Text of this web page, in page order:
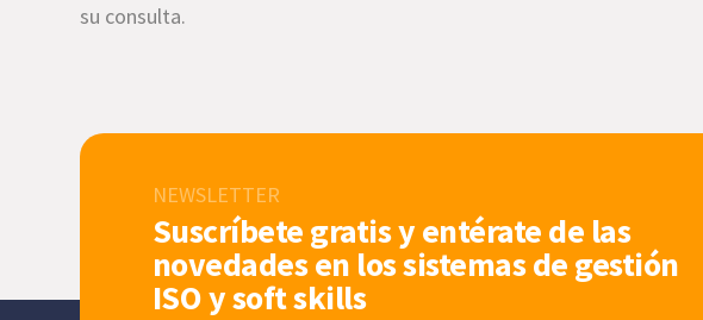
su consulta.
NEWSLETTER
Suscríbete gratis y entérate de las
novedades en los sistemas de gestión
ISO y soft skills